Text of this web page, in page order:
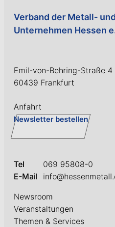
Verband der Metall-
Unternehmen Hessen
Emil-von-Behring-Straße 4
60439 Frankfurt
Anfahrt
Newsletter bestellen
Tel
069 95808-0
E-Mail
Newsroom
Veranstaltungen
Themen & Services